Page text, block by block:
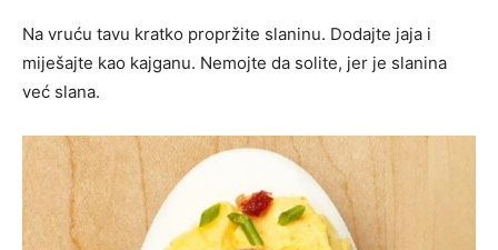
Na vruću tavu kratko propržite slaninu. Dodajte jaja i
miješajte kao kajganu. Nemojte da solite, jer je slanina
već slana.